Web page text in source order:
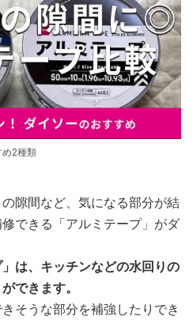
め2種類
隙間など、気になる部分が結
できる「アルミテープ」がダ
は、キッチンなどの水回りの
できます。
そうな部分を補強したりでき